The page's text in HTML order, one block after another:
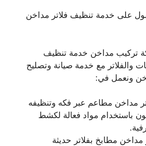
على خدمة تنظيف فلاتر مداخن
تركيب مداخن خدمة تنظيف
والفلاتر مع خدمة صيانة وتصليح
ونعمل في:
مداخن مطاعم عبر فكه وتنظيفه
باستخدام مواد فعالة لكشط
مداخن مطابخ بفلاتر حديثة